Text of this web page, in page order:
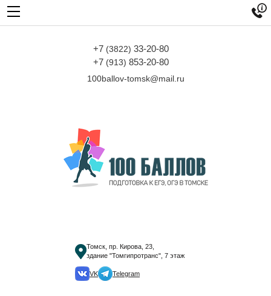
+7 (3822) 33-20-80
+7 (913) 853-20-80
100ballov-tomsk@mail.ru
Томск, пр. Кирова, 23,
здание "Томгипротранс", 7 этаж
VK Telegram
